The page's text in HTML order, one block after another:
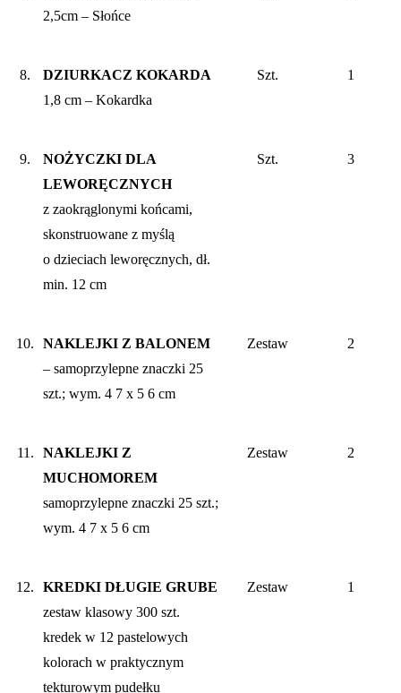
2,5cm – Słońce
8.
DZIURKACZ KOKARDA
1,8 cm – Kokardka
Szt. 1
9.
NOŻYCZKI DLA
LEWORĘCZNYCH
z zaokrąglonymi końcami,
skonstruowane z myślą
o dzieciach leworęcznych, dł.
min. 12 cm
Szt. 3
10.
NAKLEJKI Z BALONEM
– samoprzylepne znaczki 25
szt.; wym. 4 7 x 5 6 cm
Zestaw 2
11.
NAKLEJKI Z
MUCHOMOREM
samoprzylepne znaczki 25 szt.;
wym. 4 7 x 5 6 cm
Zestaw 2
12.
KREDKI DŁUGIE GRUBE
zestaw klasowy 300 szt.
kredek w 12 pastelowych
kolorach w praktycznym
tekturowym pudełku
Zestaw 1